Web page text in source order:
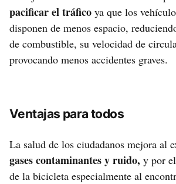
pacificar el tráfico ya que los
disponen de menos espacio,
de combustible, su velocidad de
provocando menos accidentes graves.
Ventajas para todos
La salud de los ciudadanos mejora al
gases contaminantes y ruido, y por
de la bicicleta especialmente al